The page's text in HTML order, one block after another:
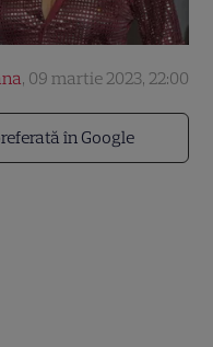
în Google
, 09 martie 2023, 22:00